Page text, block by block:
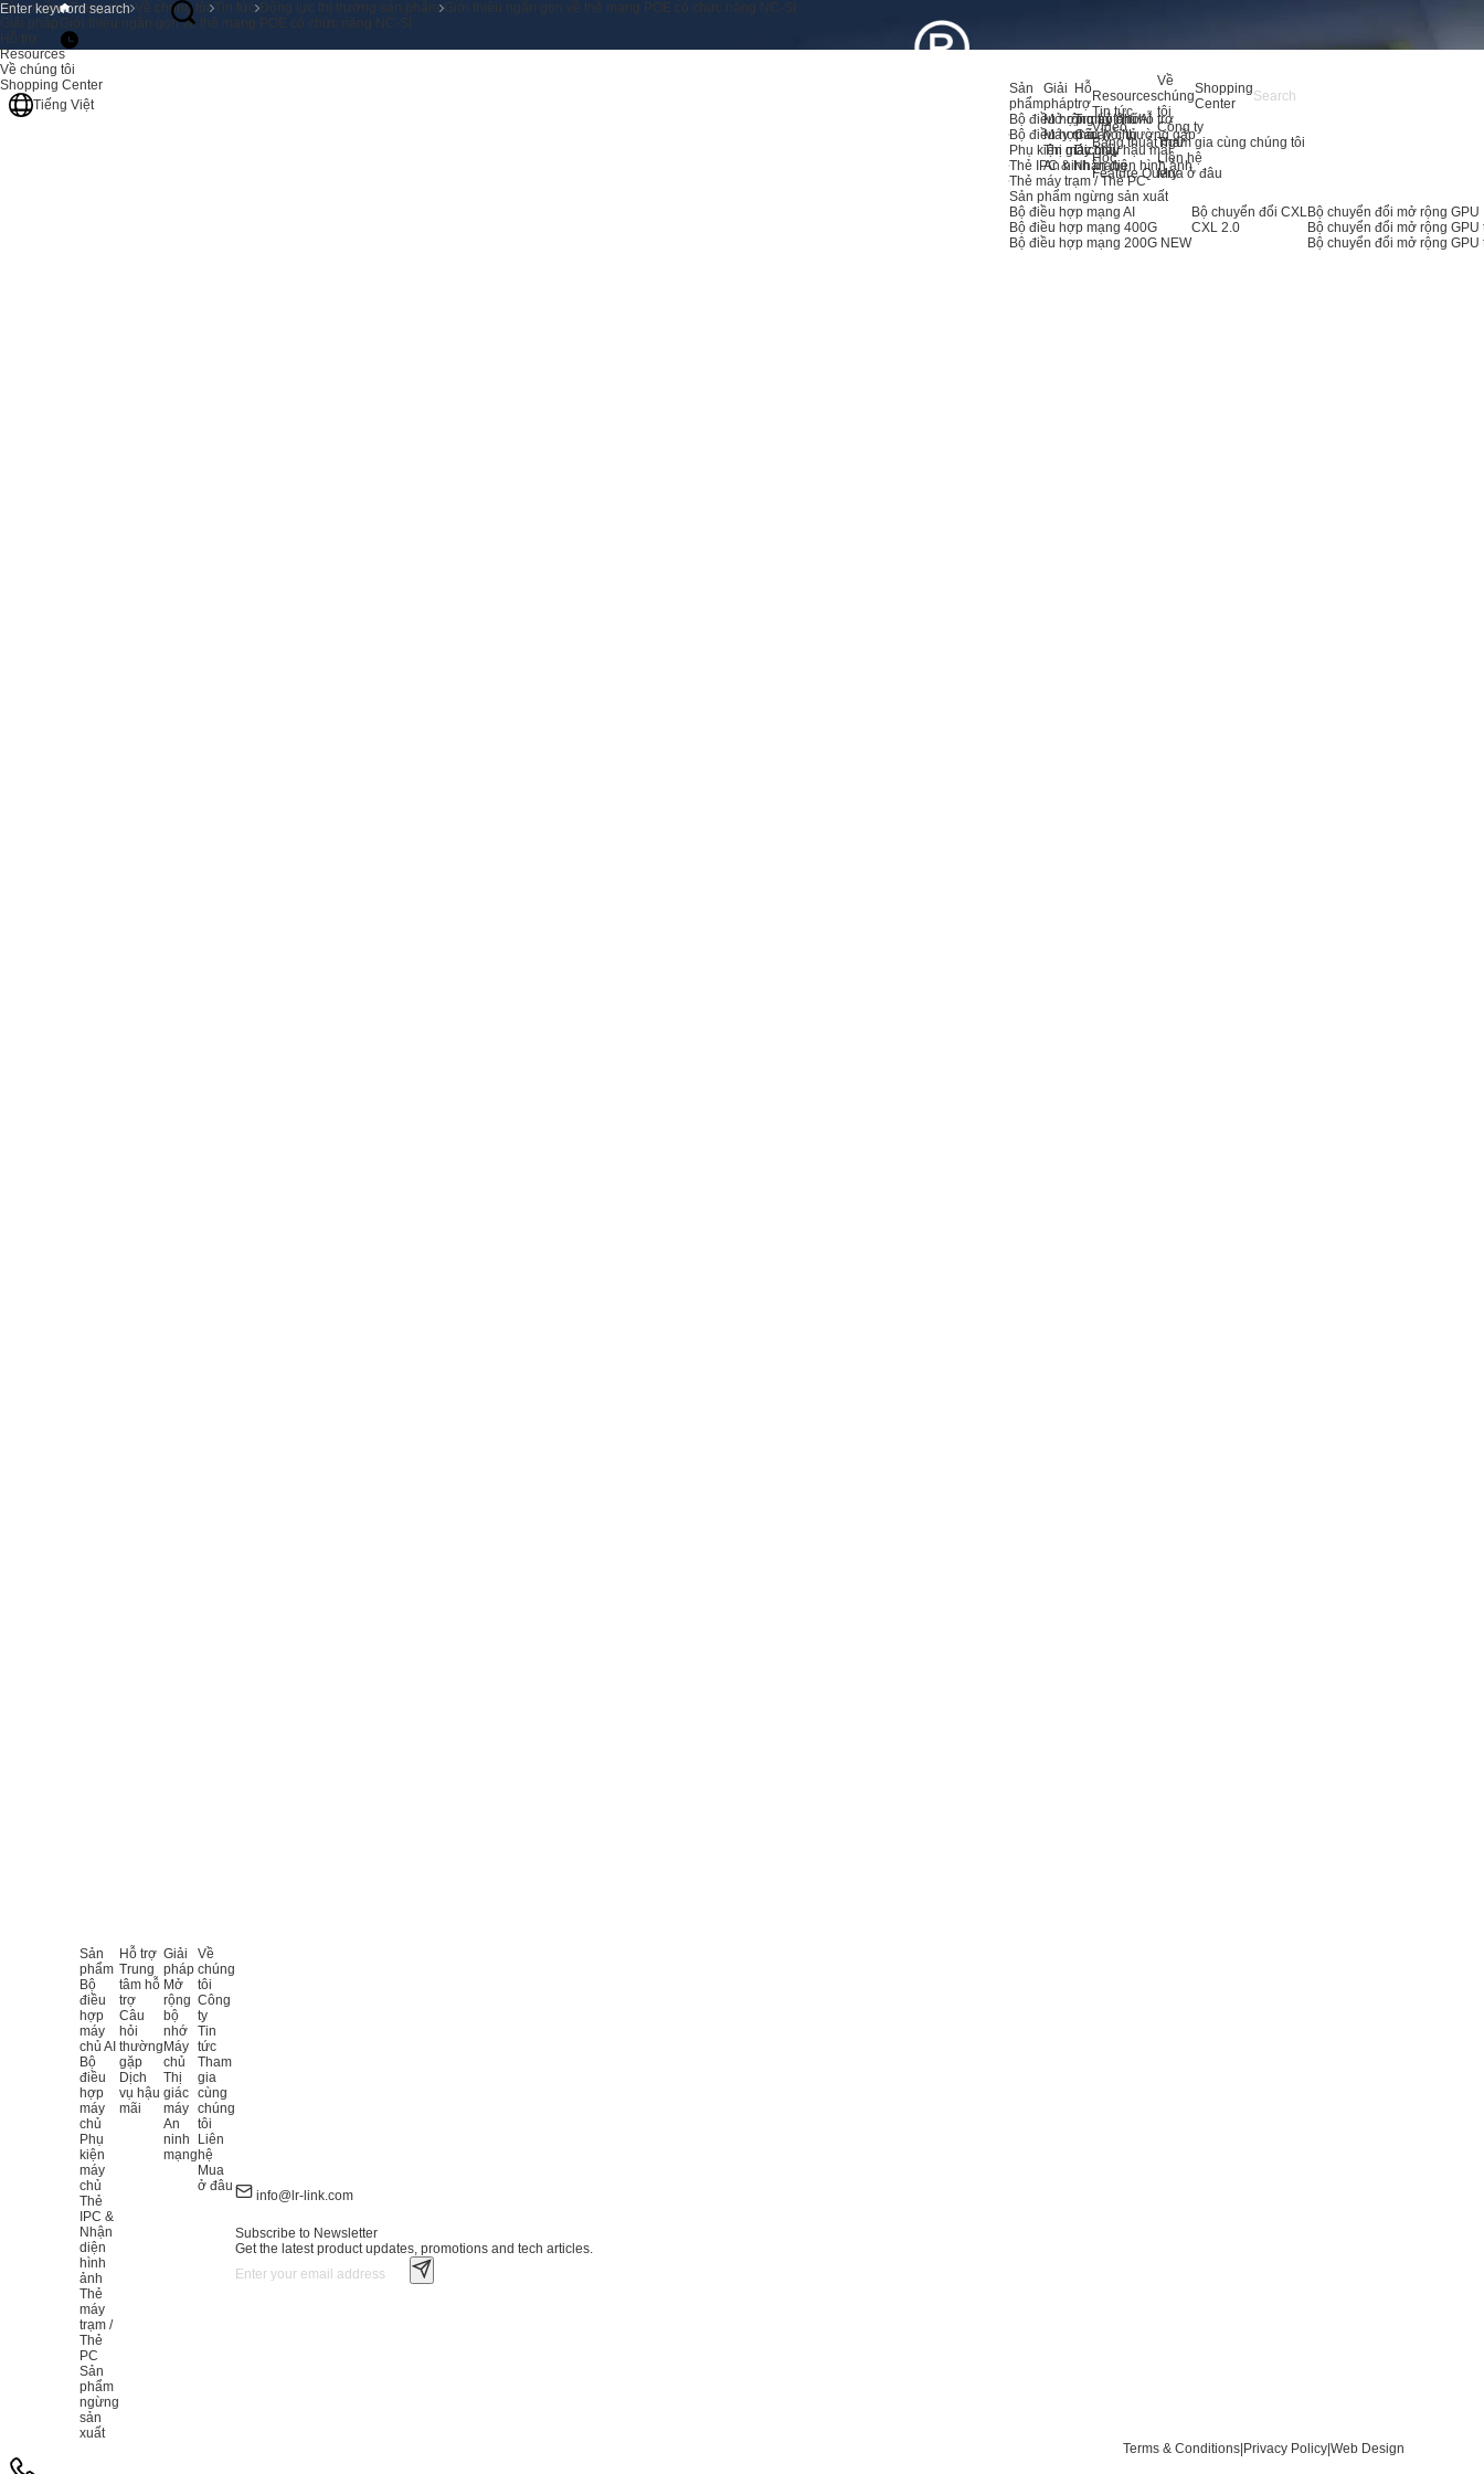
Sản
phẩm
Bộ điều hợp máy chủ AI
Bộ điều hợp máy chủ
Phụ kiện máy chủ
Thẻ IPC & Nhận diện hình ảnh
Thẻ máy trạm / Thẻ PC
Sản phẩm ngừng sản xuất
Bộ điều hợp mạng AI
Bộ điều hợp mạng 400G
Bộ điều hợp mạng 200G NEW
Bộ chuyển đổi CXL
CXL 2.0
Bộ chuyển đổi mở rộng GPU
Bộ chuyển đổi mở rộng
Bộ chuyển đổi mở rộng GPU
Giải
pháp
Mở rộng bộ nhớ
Máy chủ
Thị giác máy
An ninh mạng
Hỗ
trợ
Trung tâm hỗ trợ
Câu hỏi thường gặp
Dịch vụ hậu mãi
Resources
Tin tức
Video
Bảng thuật ngữ
Học
Feature Query
Về
chúng
tôi
Công ty
Tham gia cùng chúng tôi
Liên hệ
Mua ở đâu
Shopping
Center
Sản phẩm
Giải pháp
Hỗ trợ
Resources
Về chúng tôi
Shopping Center
Tiếng Việt
Trang chủ Về chúng tôi Tin tức Động lực thị trường sản phẩm Giới thiệu ngắn gọn về thẻ mạng POE có chức năng NC-SI
Giới thiệu ngắn gọn về thẻ mạng POE có chức năng NC-SI
Sản
phẩm
Bộ
điều
hợp
máy
chủ AI
Bộ
điều
hợp
máy
chủ
Phụ
kiện
máy
chủ
Thẻ
IPC &
Nhận
diện
hình
ảnh
Thẻ
máy
trạm /
Thẻ
PC
Sản
phẩm
ngừng
sản
xuất
Hỗ trợ
Trung
tâm hỗ
trợ
Câu
hỏi
thường
gặp
Dịch
vụ hậu
mãi
Giải
pháp
Mở
rộng
bộ
nhớ
Máy
chủ
Thị
giác
máy
An
ninh
mạng
Về
chúng
tôi
Công
ty
Tin
tức
Tham
gia
cùng
chúng
tôi
Liên
hệ
Mua
ở đâu
info@lr-link.com
Subscribe to Newsletter
Get the latest product updates, promotions and tech articles.
Terms & Conditions Privacy Policy Web Design